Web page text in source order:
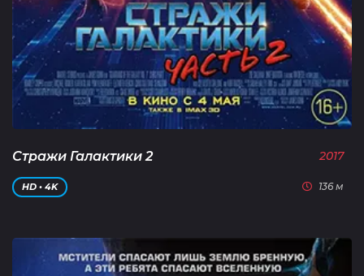
Стражи Галактики 2 2017
HD • 4K 136 м